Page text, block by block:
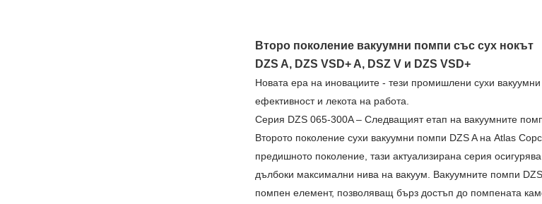
Второ поколение вакуумни помпи със сух нокът
DZS A, DZS VSD+ A, DSZ V и DZS VSD+
Новата ера на иновациите - тези промишлени сухи
ефективност и лекота на работа.
Серия DZS 065-300A – Следващият етап на вакуумните
Второто поколение сухи вакуумни помпи DZS A на Atlas
предишното поколение, тази актуализирана серия
дълбоки максимални нива на вакуум. Вакуумните помпи
помпен елемент, позволяващ бърз достъп до помпената